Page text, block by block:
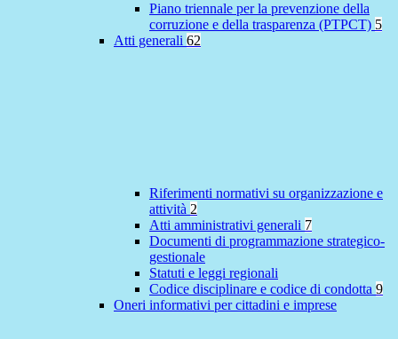
Piano triennale per la prevenzione della
corruzione e della trasparenza (PTPCT) 5
Atti generali 62
Riferimenti normativi su organizzazione e
attività 2
Atti amministrativi generali 7
Documenti di programmazione strategico-
gestionale
Statuti e leggi regionali
Codice disciplinare e codice di condotta 9
Oneri informativi per cittadini e imprese